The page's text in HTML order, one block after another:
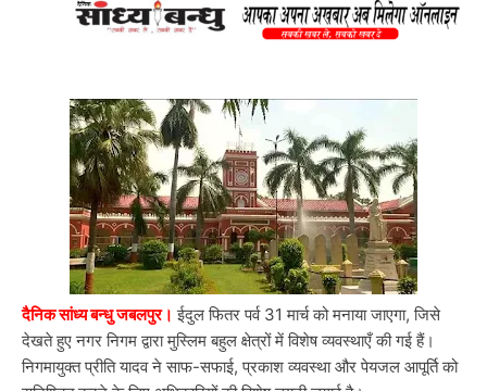
दैनिक सांध्य बन्धु जबलपुर। ईदुल फितर पर्व 31 मार्च को मनाया जाएगा, जिसे
देखते हुए नगर निगम द्वारा मुस्लिम बहुल क्षेत्रों में विशेष व्यवस्थाएँ की गई हैं।
निगमायुक्त प्रीति यादव ने साफ-सफाई, प्रकाश व्यवस्था और पेयजल आपूर्ति को